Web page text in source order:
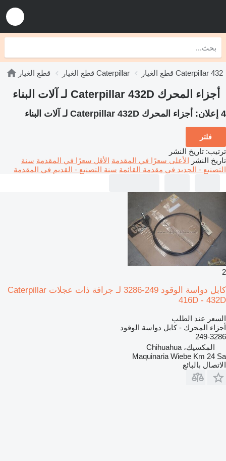
قطع الغيار قطع الغيار Caterpillar قطع الغيار Caterpillar 432
أجزاء المحرك Caterpillar 432D لـ آلات البناء
4 إعلان: أجزاء المحرك Caterpillar 432D لـ آلات البناء
فلتر
ترتيب: تاريخ النشر
تاريخ النشر الأعلى سعرًا في المقدمة الأقل سعرًا في المقدمة سنة
التصنيع - الجديد في مقدمة القائمة سنة التصنيع - القديم في المقدمة
2
كابل دواسة الوقود 249-3286 لـ جرافة ذات عجلات Caterpillar
416D - 432D
السعر عند الطلب
أجزاء المحرك - كابل دواسة الوقود
249-3286
المكسيك، Chihuahua
Maquinaria Wiebe Km 24 Sa
الاتصال بالبائع